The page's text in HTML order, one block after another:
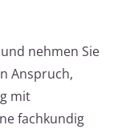
nehmen Sie
Anspruch,
mit
fachkundig